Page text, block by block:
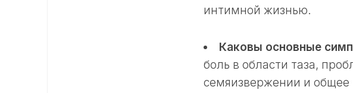
интимной жизнью.
Каковы основные
боль в области таза,
семяизвержении и общее